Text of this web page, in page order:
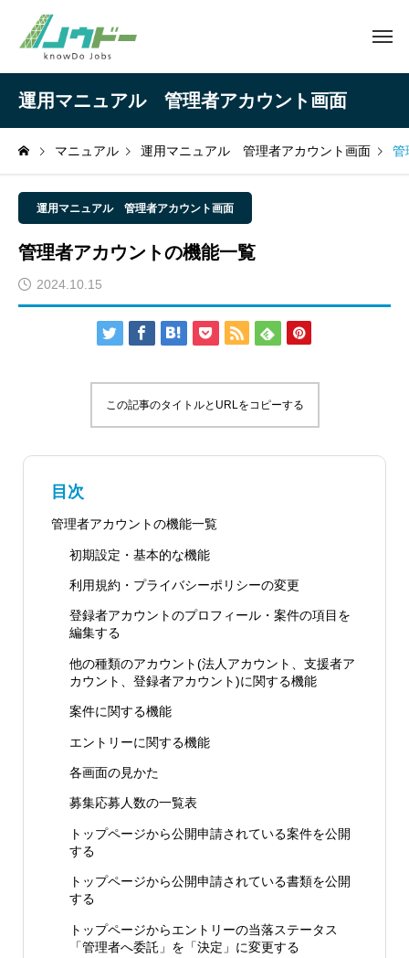
運用マニュアル 管理者アカウント画面
マニュアル 運用マニュアル 管理者アカウント画面 管
運用マニュアル 管理者アカウント画面
管理者アカウントの機能一覧
2024.10.15
この記事のタイトルとURLをコピーする
目次
管理者アカウントの機能一覧
初期設定・基本的な機能
利用規約・プライバシーポリシーの変更
登録者アカウントのプロフィール・案件の項目を
編集する
他の種類のアカウント(法人アカウント、支援者ア
カウント、登録者アカウント)に関する機能
案件に関する機能
エントリーに関する機能
各画面の見かた
募集応募人数の一覧表
トップページから公開申請されている案件を公開
する
トップページから公開申請されている書類を公開
する
トップページからエントリーの当落ステータス
「管理者へ委託」を「決定」に変更する